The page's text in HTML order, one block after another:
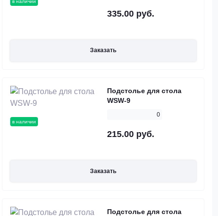
335.00 руб.
Заказать
в наличии
Подстолье для стола
WSW-9
0
215.00 руб.
Заказать
Подстолье для стола